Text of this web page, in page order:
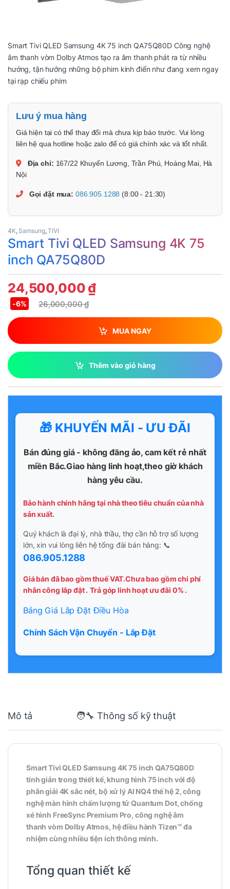
Smart Tivi QLED Samsung 4K 75 inch QA75Q80D Công nghệ
âm thanh vòm Dolby Atmos tạo ra âm thanh phát ra từ nhiều
hướng, tận hưởng những bộ phim kinh điển như đang xem ngay
tại rạp chiếu phim
Lưu ý mua hàng
Giá hiện tại có thể thay đổi mà chưa kịp báo trước. Vui lòng
liên hệ qua hotline hoặc zalo để có giá chính xác và tốt nhất.
Địa chỉ: 167/22 Khuyến Lương, Trần Phú, Hoàng Mai, Hà
Nội
Gọi đặt mua: 086.905.1288 (8:00 - 21:30)
4K, Samsung,TIVI
Smart Tivi QLED Samsung 4K 75
inch QA75Q80D
24,500,000 ₫
26,000,000₫
-6%
MUA NGAY
Thêm vào giỏ hàng
🎁 KHUYẾN MÃI - ƯU ĐÃI
Bán đúng giá - không đăng ảo, cam kết rẻ nhất
miền Bắc.Giao hàng linh hoạt,theo giờ khách
hàng yêu cầu.
Bảo hành chính hãng tại nhà theo tiêu chuẩn của nhà
sản xuất.
Quý khách là đại lý, nhà thầu, thợ cần hỗ trợ số lượng
lớn, xin vui lòng liên hệ tổng đài bán hàng: 📞
086.905.1288
Giá bán đã bao gồm thuế VAT.Chưa bao gồm chi phí
nhân công lắp đặt . Trả góp linh hoạt ưu đãi 0% .
Bảng Giá Lắp Đặt Điều Hòa
Chính Sách Vận Chuyển - Lắp Đặt
Mô tả 🧑‍🔧 Thông số kỹ thuật
Smart Tivi QLED Samsung 4K 75 inch QA75Q80D
tinh giản trong thiết kế, khung hình 75 inch với độ
phân giải 4K sắc nét, bộ xử lý AI NQ4 thế hệ 2, công
nghệ màn hình chấm lượng tử Quantum Dot, chống
xé hình FreeSync Premium Pro, công nghệ âm
thanh vòm Dolby Atmos, hệ điều hành Tizen™ đa
nhiệm cùng nhiều tiện ích thông minh.
Tổng quan thiết kế